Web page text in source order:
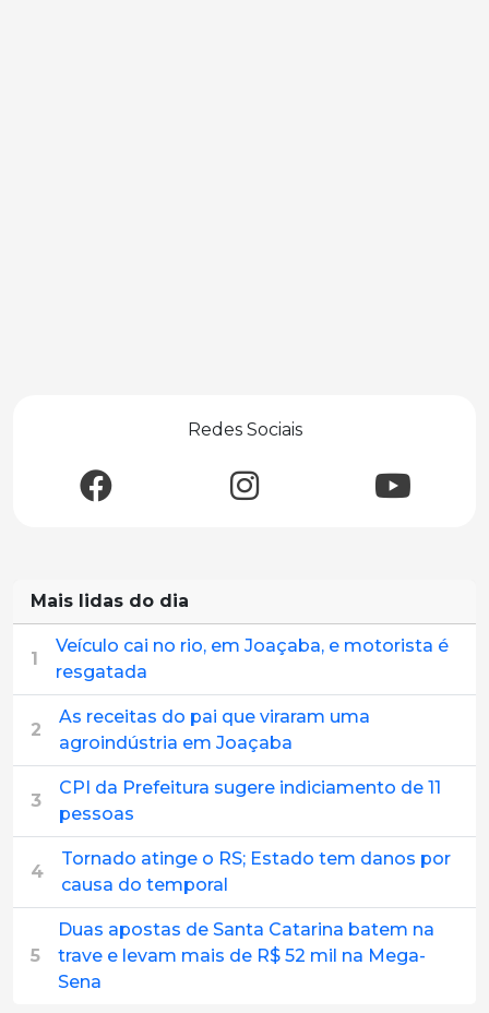
Redes Sociais
Mais lidas do dia
1
Veículo cai no rio, em Joaçaba, e motorista é
resgatada
2
As receitas do pai que viraram uma
agroindústria em Joaçaba
3
CPI da Prefeitura sugere indiciamento de 11
pessoas
4
Tornado atinge o RS; Estado tem danos por
causa do temporal
5
Duas apostas de Santa Catarina batem na
trave e levam mais de R$ 52 mil na Mega-
Sena